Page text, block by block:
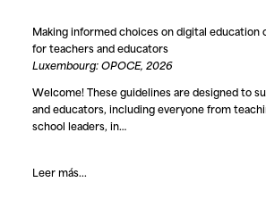
Making informed choices on digital education
for teachers and educators
Luxembourg: OPOCE, 2026
Welcome! These guidelines are designed to
and educators, including everyone from
school leaders, in…
Leer más...